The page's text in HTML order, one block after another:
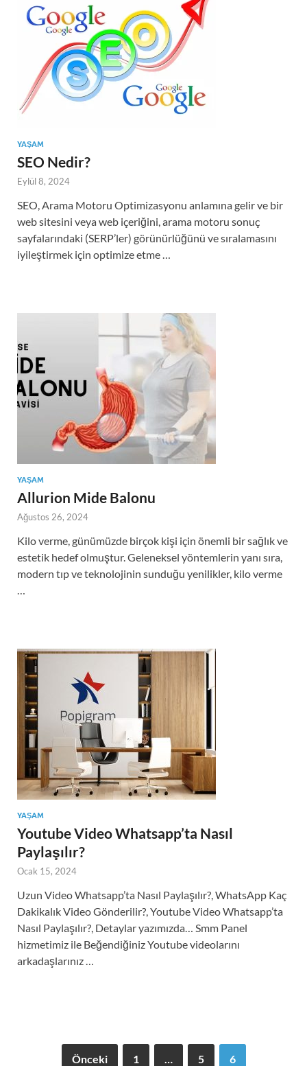
YAŞAM
SEO Nedir?
Eylül 8, 2024
SEO, Arama Motoru Optimizasyonu anlamına gelir ve bir
web sitesini veya web içeriğini, arama motoru sonuç
sayfalarındaki (SERP’ler) görünürlüğünü ve sıralamasını
iyileştirmek için optimize etme …
YAŞAM
Allurion Mide Balonu
Ağustos 26, 2024
Kilo verme, günümüzde birçok kişi için önemli bir sağlık ve
estetik hedef olmuştur. Geleneksel yöntemlerin yanı sıra,
modern tıp ve teknolojinin sunduğu yenilikler, kilo verme
…
YAŞAM
Youtube Video Whatsapp’ta Nasıl
Paylaşılır?
Ocak 15, 2024
Uzun Video Whatsapp’ta Nasıl Paylaşılır?, WhatsApp Kaç
Dakikalık Video Gönderilir?, Youtube Video Whatsapp’ta
Nasıl Paylaşılır?, Detaylar yazımızda… Smm Panel
hizmetimiz ile Beğendiğiniz Youtube videolarını
arkadaşlarınız …
Önceki 1 … 5 6